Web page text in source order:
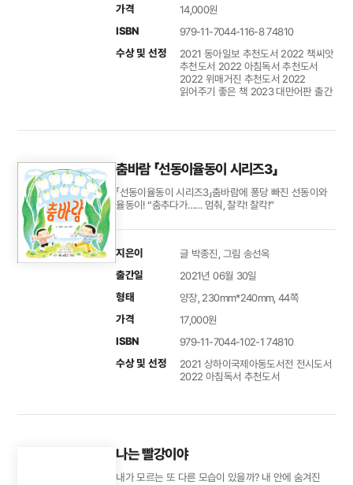
가격 14,000원
ISBN 979-11-7044-116-8 74810
수상 및 선정
2021 동아일보 추천도서 2022 책씨앗
추천도서 2022 아침독서 추천도서
2022 위매거진 추천도서 2022
읽어주기 좋은 책 2023 대만어판 출간
춤바람 「선동이율동이 시리즈3」
「선동이율동이 시리즈3」춤바람에 퐁당 빠진 선동이와
율동이! “춤추다가…… 멈춰, 찰칵! 찰칵!”
지은이 글 박종진, 그림 송선옥
출간일 2021년 06월 30일
형태 양장, 230mm*240mm, 44쪽
가격 17,000원
ISBN 979-11-7044-102-1 74810
수상 및 선정
2021 상하이국제아동도서전 전시도서
2022 아침독서 추천도서
나는 빨강이야
내가 모르는 또 다른 모습이 있을까? 내 안에 숨겨진